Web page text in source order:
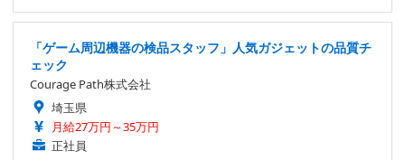
「ゲーム周辺機器の検品スタッフ」人気ガジェットの品質チ
ェック
Courage Path株式会社
埼玉県
月給27万円～35万円
正社員